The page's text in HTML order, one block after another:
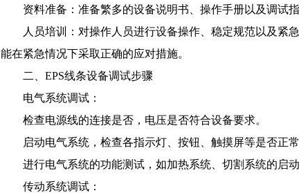
资料准备：准备繁多的设备说明书、操作手册以及调试
人员培训：对操作人员进行设备操作、稳定规范以及紧
能在紧急情况下采取正确的应对措施。
二、EPS线条设备调试步骤
电气系统调试：
检查电源线的连接是否，电压是否符合设备要求。
启动电气系统，检查各指示灯、按钮、触摸屏等是否正常
进行电气系统的功能测试，如加热系统、切割系统的启
传动系统调试：